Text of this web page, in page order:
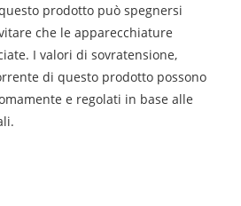
prodotto può spegnersi
che le apparecchiature
I valori di sovratensione,
di questo prodotto possono
e regolati in base alle